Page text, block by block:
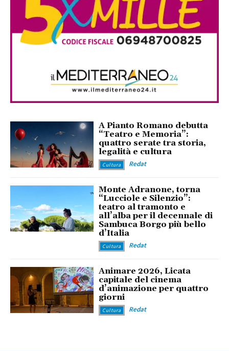
A Pianto Romano debutta
“Teatro e Memoria”:
quattro serate tra storia,
legalità e cultura
Cultura Redat
Monte Adranone, torna
“Lucciole e Silenzio”:
teatro al tramonto e
all’alba per il decennale di
Sambuca Borgo più bello
d’Italia
Cultura Redat
Animare 2026, Licata
capitale del cinema
d’animazione per quattro
giorni
Cultura Redat